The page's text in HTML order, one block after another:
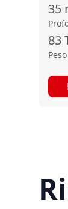
35
83